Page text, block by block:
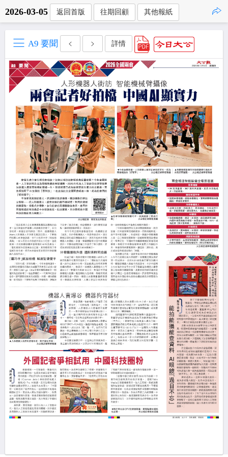
2026-03-05 返回首版 往期回顧 其他報紙
A9 要聞 詳情